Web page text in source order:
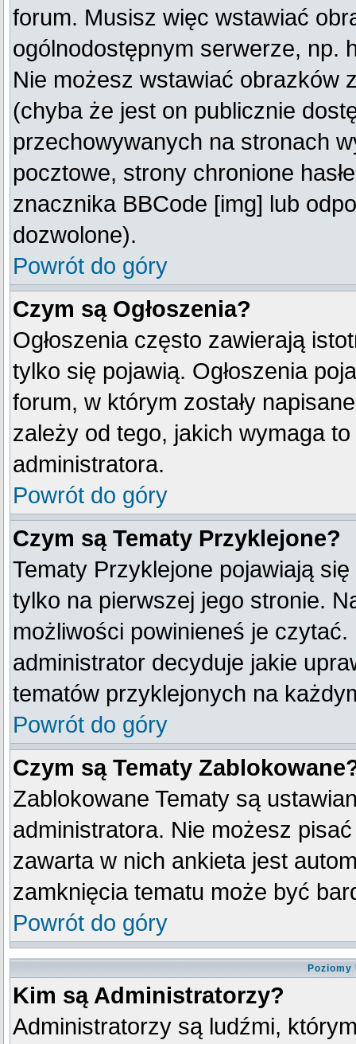
forum. Musisz więc wstawiać
ogólnodostępnym serwerze, np.
Nie możesz wstawiać obrazków
(chyba że jest on publicznie
przechowywanych na stronach
pocztowe, strony chronione
znacznika BBCode [img] lub
dozwolone).
Powrót do góry
Czym są Ogłoszenia?
Ogłoszenia często zawierają
tylko się pojawią. Ogłoszenia
forum, w którym zostały
zależy od tego, jakich wymaga
administratora.
Powrót do góry
Czym są Tematy Przyklejone?
Tematy Przyklejone pojawiają
tylko na pierwszej jego stronie.
możliwości powinieneś je czytać.
administrator decyduje jakie
tematów przyklejonych na
Powrót do góry
Czym są Tematy
Zablokowane Tematy są
administratora. Nie możesz
zawarta w nich ankieta jest
zamknięcia tematu może być
Powrót do góry
Kim są Administratorzy?
Administratorzy są ludźmi,